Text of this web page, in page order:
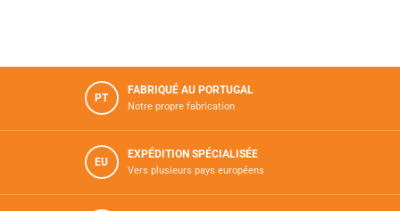
PT
FABRIQUÉ AU PORTUGAL
Notre propre fabrication
EU
EXPÉDITION SPÉCIALISÉE
Vers plusieurs pays européens